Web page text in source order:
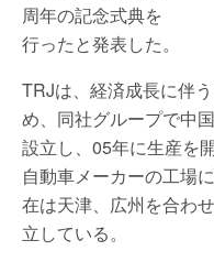
周年の記念式典を
行ったと発表した。
TRJは、経済成長に伴
め、同社グループで中
設立し、05年に生産を
自動車メーカーの工場
在は天津、広州を合わ
立している。